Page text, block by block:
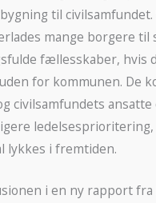
til civilsamfundet.
mange borgere til
fællesskaber, hvis
for kommunen. De
civilsamfundets
ledelsesprioritering,
lykkes i fremtiden.
i en ny rapport fra